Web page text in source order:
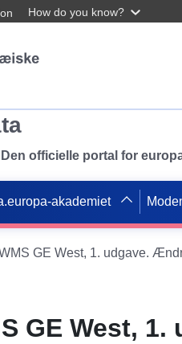
How do you know?
Den officielle portal for
akademiet
GE West, 1. udgave.
GE West,